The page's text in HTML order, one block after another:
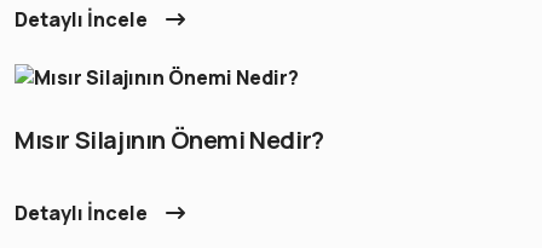
Detaylı İncele
Mısır Silajının Önemi Nedir?
Detaylı İncele